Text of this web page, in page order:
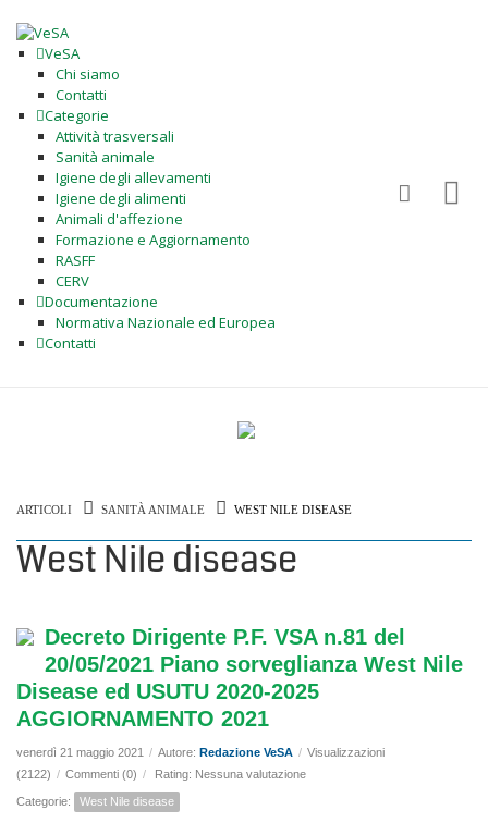
VeSA
Chi siamo
Contatti
Categorie
Attività trasversali
Sanità animale
Igiene degli allevamenti
Igiene degli alimenti
Animali d'affezione
Formazione e Aggiornamento
RASFF
CERV
Documentazione
Normativa Nazionale ed Europea
Contatti
ARTICOLI SANITÀ ANIMALE WEST NILE DISEASE
West Nile disease
Decreto Dirigente P.F. VSA n.81 del
20/05/2021 Piano sorveglianza West Nile
Disease ed USUTU 2020-2025
AGGIORNAMENTO 2021
venerdì 21 maggio 2021 / Autore: Redazione VeSA / Visualizzazioni
(2122) / Commenti (0) / Rating: Nessuna valutazione
Categorie: West Nile disease